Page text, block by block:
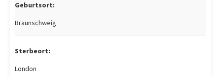
Geburtsort:
Braunschweig
Sterbeort:
London